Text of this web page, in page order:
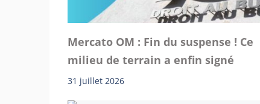
Mercato OM : Fin du suspense ! Ce
milieu de terrain a enfin signé
31 juillet 2026